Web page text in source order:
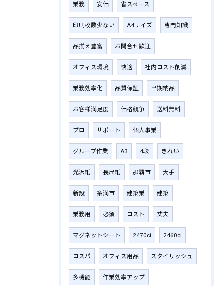
業務 安価 省スペース
印刷枚数少ない A4サイズ 専門知識
品揃え豊富 お問合せ歓迎
オフィス環境 快適 社内コスト削減
業務効率化 品質保証 早期納品
お客様満足度 価格競争 送料無料
プロ サポート 個人事業
グループ作業 A3 4段 きれい
光沢紙 長尺紙 那覇市 大手
新設 糸満市 建築業 建築
業務用 必須 コスト 丈夫
マグネットシート 2470ci 2460ci
コスパ オフィス用品 スタイリッシュ
多機能 作業効率アップ